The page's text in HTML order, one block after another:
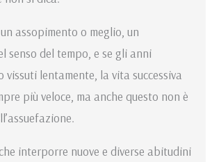
un assopimento o meglio, un
senso del tempo, e se gli anni
vissuti lentamente, la vita successiva
più veloce, ma anche questo non è
interporre nuove e diverse abitudini